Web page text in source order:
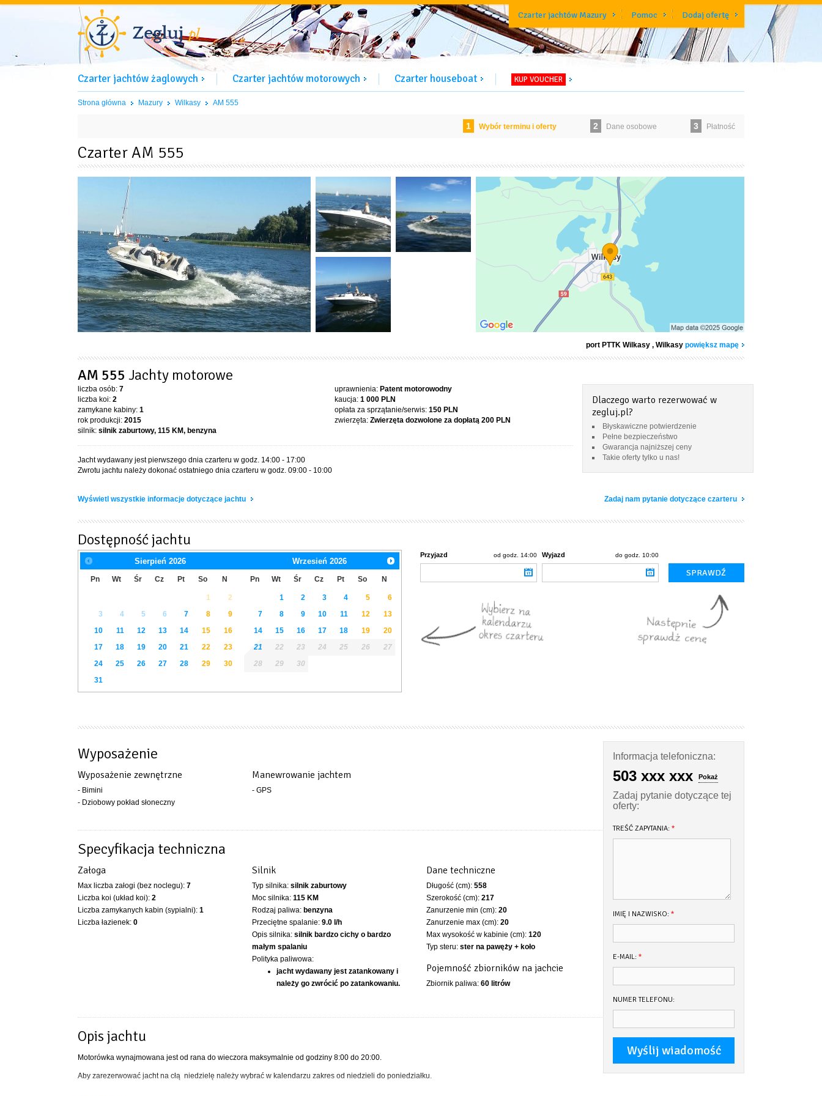
Czarter jachtów Mazury Pomoc Dodaj ofertę
Czarter jachtów żaglowych Czarter jachtów motorowych Czarter houseboat KUP VOUCHER
Strona główna Mazury Wilkasy AM 555
1 Wybór terminu i oferty 2 Dane osobowe 3 Płatność
Czarter AM 555
port PTTK Wilkasy , Wilkasy powiększ mapę
AM 555 Jachty motorowe
liczba osób: 7
liczba koi: 2
zamykane kabiny: 1
rok produkcji: 2015
silnik: silnik zaburtowy, 115 KM, benzyna
uprawnienia: Patent motorowodny
kaucja: 1 000 PLN
opłata za sprzątanie/serwis: 150 PLN
zwierzęta: Zwierzęta dozwolone za dopłatą 200 PLN
Jacht wydawany jest pierwszego dnia czarteru w godz. 14:00 - 17:00
Zwrotu jachtu należy dokonać ostatniego dnia czarteru w godz. 09:00 - 10:00
Dlaczego warto rezerwować w
zegluj.pl?
Błyskawiczne potwierdzenie
Pełne bezpieczeństwo
Gwarancja najniższej ceny
Takie oferty tylko u nas!
Wyświetl wszystkie informacje dotyczące jachtu Zadaj nam pytanie dotyczące czarteru
Dostępność jachtu
Sierpień 2026
Pn Wt Śr Cz Pt So N
1
2
3
4 5 6 7 8
9
10
11 12 13 14 15
16
17
18 19 20 21 22
23
24
25 26 27 28 29
30
31
Wrzesień 2026
Pn Wt Śr Cz Pt So N
1 2 3 4 5
6
7
8 9 10 11 12
13
14
15 16 17 18 19
20
21
22 23 24 25 26
27
28
29 30
Przyjazd od godz. 14:00 Wyjazd do godz. 10:00
Wyposażenie
Wyposażenie zewnętrzne
- Bimini
- Dziobowy pokład słoneczny
Manewrowanie jachtem
- GPS
Specyfikacja techniczna
Załoga
Max liczba załogi (bez noclegu): 7
Liczba koi (układ koi): 2
Liczba zamykanych kabin (sypialni): 1
Liczba łazienek: 0
Silnik
Typ silnika: silnik zaburtowy
Moc silnika: 115 KM
Rodzaj paliwa: benzyna
Przeciętne spalanie: 9.0 l/h
Opis silnika: silnik bardzo cichy o bardzo
małym spalaniu
Polityka paliwowa:
jacht wydawany jest zatankowany i
należy go zwrócić po zatankowaniu.
Dane techniczne
Długość (cm): 558
Szerokość (cm): 217
Zanurzenie min (cm): 20
Zanurzenie max (cm): 20
Max wysokość w kabinie (cm): 120
Typ steru: ster na pawęży + koło
Pojemność zbiorników na jachcie
Zbiornik paliwa: 60 litrów
Opis jachtu
Motorówka wynajmowana jest od rana do wieczora maksymalnie od godziny 8:00 do 20:00.
Aby zarezerwować jacht na cłą niedzielę należy wybrać w kalendarzu zakres od niedzieli do poniedziałku.
Informacja telefoniczna:
503 xxx xxx Pokaż
Zadaj pytanie dotyczące tej
oferty:
TREŚĆ ZAPYTANIA: *
IMIĘ I NAZWISKO: *
E-MAIL: *
NUMER TELEFONU: